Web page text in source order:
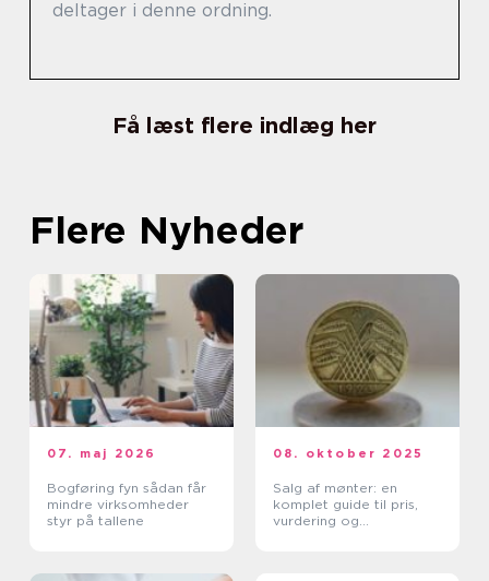
deltager i denne ordning.
Få læst flere indlæg her
Flere Nyheder
07. maj 2026
Bogføring fyn sådan får
mindre virksomheder
styr på tallene
08. oktober 2025
Salg af mønter: en
komplet guide til pris,
vurdering og